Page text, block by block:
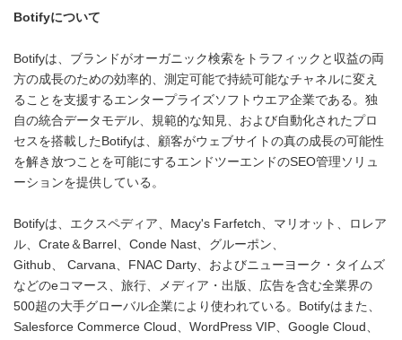
Botifyについて
Botifyは、ブランドがオーガニック検索をトラフィックと収益の両
方の成長のための効率的、測定可能で持続可能なチャネルに変え
ることを支援するエンタープライズソフトウエア企業である。独
自の統合データモデル、規範的な知見、および自動化されたプロ
セスを搭載したBotifyは、顧客がウェブサイトの真の成長の可能性
を解き放つことを可能にするエンドツーエンドのSEO管理ソリュ
ーションを提供している。
Botifyは、エクスペディア、Macy's Farfetch、マリオット、ロレア
ル、Crate＆Barrel、Conde Nast、グルーポン、
Github、 Carvana、FNAC Darty、およびニューヨーク・タイムズ
などのeコマース、旅行、メディア・出版、広告を含む全業界の
500超の大手グローバル企業により使われている。Botifyはまた、
Salesforce Commerce Cloud、WordPress VIP、Google Cloud、